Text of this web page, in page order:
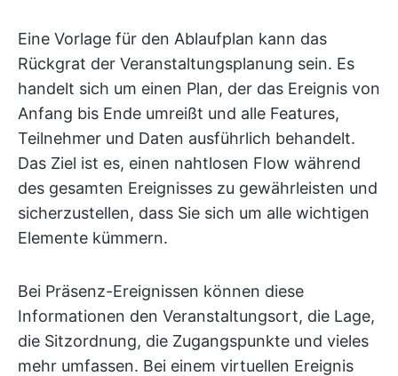
Eine Vorlage für den Ablaufplan kann das
Rückgrat der Veranstaltungsplanung sein. Es
handelt sich um einen Plan, der das Ereignis von
Anfang bis Ende umreißt und alle Features,
Teilnehmer und Daten ausführlich behandelt.
Das Ziel ist es, einen nahtlosen Flow während
des gesamten Ereignisses zu gewährleisten und
sicherzustellen, dass Sie sich um alle wichtigen
Elemente kümmern.
Bei Präsenz-Ereignissen können diese
Informationen den Veranstaltungsort, die Lage,
die Sitzordnung, die Zugangspunkte und vieles
mehr umfassen. Bei einem virtuellen Ereignis